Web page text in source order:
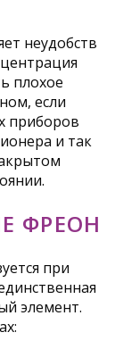
неудобств
плохое
если
приборов
и так
ФРЕОН
при
элемент.